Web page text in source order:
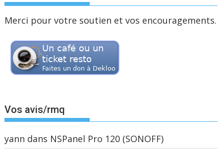
Merci pour votre soutien et vos encouragements.
Vos avis/rmq
yann dans NSPanel Pro 120 (SONOFF)